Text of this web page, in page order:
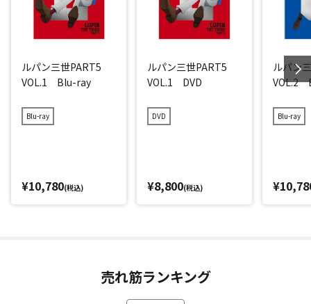
ルパン三世PART5
VOL.1 Blu-ray
Blu-ray
¥10,780(税込)
ルパン三世PART5
VOL.1 DVD
DVD
¥8,800(税込)
ルパン
VOL.2
Blu-ray
売れ筋ランキング